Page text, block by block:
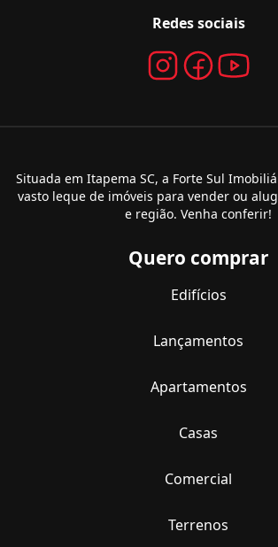
Redes sociais
Situada em Itapema SC, a Forte Sul
vasto leque de imóveis para vender ou
e região. Venha conferir!
Quero comprar
Edifícios
Lançamentos
Apartamentos
Casas
Comercial
Terrenos